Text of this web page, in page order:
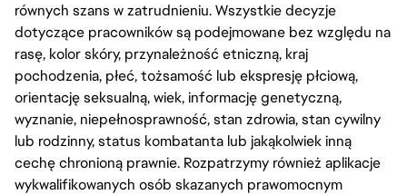
równych szans w zatrudnieniu. Wszystkie decyzje
dotyczące pracowników są podejmowane bez względu na
rasę, kolor skóry, przynależność etniczną, kraj
pochodzenia, płeć, tożsamość lub ekspresję płciową,
orientację seksualną, wiek, informację genetyczną,
wyznanie, niepełnosprawność, stan zdrowia, stan cywilny
lub rodzinny, status kombatanta lub jakąkolwiek inną
cechę chronioną prawnie. Rozpatrzymy również aplikacje
wykwalifikowanych osób skazanych prawomocnym